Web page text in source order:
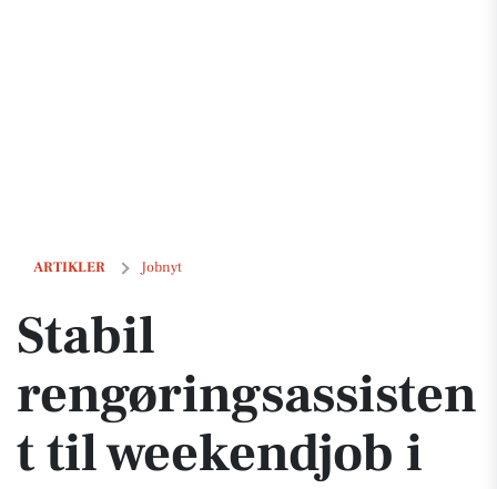
ARTIKLER Jobnyt
Stabil rengøringsassistent til weekendjob i København K
Stabil
rengøringsassisten
t til weekendjob i